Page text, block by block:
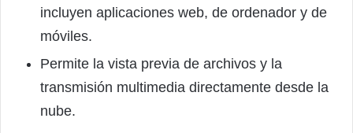
incluyen aplicaciones web, de ordenador y de
móviles.
Permite la vista previa de archivos y la
transmisión multimedia directamente desde la
nube.